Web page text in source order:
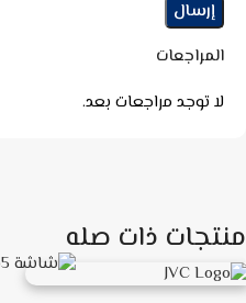
المراجعات
لا توجد مراجعات بعد.
منتجات ذات صله